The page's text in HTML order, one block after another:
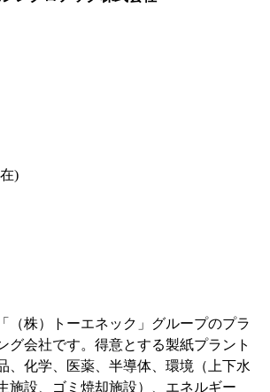
)
（株）トーエネック」グループのプラ
グ会社です。得意とする製紙プラント
、化学、医薬、半導体、環境（上下水
施設、ゴミ焼却施設）、エネルギー